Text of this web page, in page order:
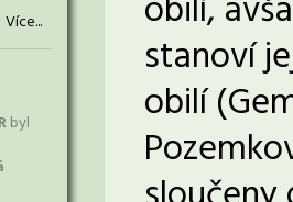
Více...
byl
obilí,
stanoví
obilí